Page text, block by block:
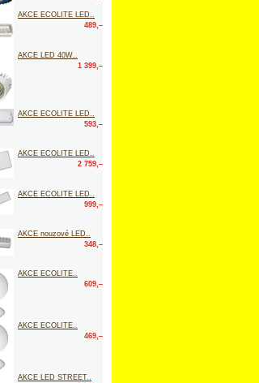
AKCE ECOLITE LED..
489,–
AKCE LED 40W..
1 399,–
AKCE ECOLITE LED..
593,–
AKCE ECOLITE LED..
2 759,–
AKCE ECOLITE LED..
999,–
AKCE nouzové LED..
348,–
AKCE ECOLITE..
609,–
AKCE ECOLITE..
469,–
AKCE LED STREET..